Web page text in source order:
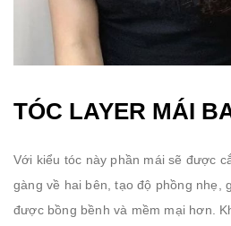
TÓC LAYER MÁI
Với kiểu tóc này phần mái sẽ được
gàng về hai bên, tạo độ phồng nhẹ,
được bồng bềnh và mềm mại hơn.